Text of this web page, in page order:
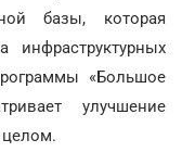
базы, которая
инфраструктурных
«Большое
улучшение
целом.